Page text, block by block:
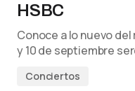
HSBC
Conoce a lo nuevo
y 10 de septiembre
Conciertos